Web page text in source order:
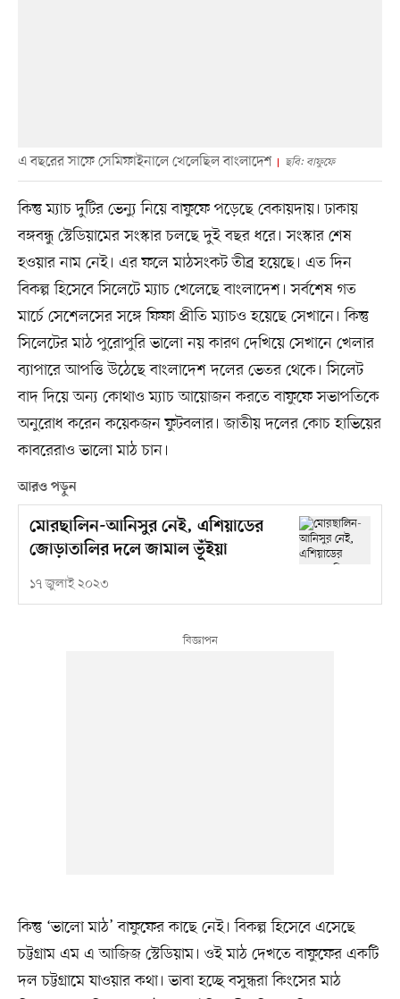
এ বছরের সাফে সেমিফাইনালে খেলেছিল বাংলাদেশ ছবি: বাফুফে
কিন্তু ম্যাচ দুটির ভেন্যু নিয়ে বাফুফে পড়েছে বেকায়দায়। ঢাকায়
বঙ্গবন্ধু স্টেডিয়ামের সংস্কার চলছে দুই বছর ধরে। সংস্কার শেষ
হওয়ার নাম নেই। এর ফলে মাঠসংকট তীব্র হয়েছে। এত দিন
বিকল্প হিসেবে সিলেটে ম্যাচ খেলেছে বাংলাদেশ। সর্বশেষ গত
মার্চে সেশেলসের সঙ্গে ফিফা প্রীতি ম্যাচও হয়েছে সেখানে। কিন্তু
সিলেটের মাঠ পুরোপুরি ভালো নয় কারণ দেখিয়ে সেখানে খেলার
ব্যাপারে আপত্তি উঠেছে বাংলাদেশ দলের ভেতর থেকে। সিলেট
বাদ দিয়ে অন্য কোথাও ম্যাচ আয়োজন করতে বাফুফে সভাপতিকে
অনুরোধ করেন কয়েকজন ফুটবলার। জাতীয় দলের কোচ হাভিয়ের
কাবরেরাও ভালো মাঠ চান।
আরও পড়ুন
মোরছালিন-আনিসুর নেই, এশিয়াডের
জোড়াতালির দলে জামাল ভূঁইয়া
১৭ জুলাই ২০২৩
কিন্তু ‘ভালো মাঠ’ বাফুফের কাছে নেই। বিকল্প হিসেবে এসেছে
চট্টগ্রাম এম এ আজিজ স্টেডিয়াম। ওই মাঠ দেখতে বাফুফের একটি
দল চট্টগ্রামে যাওয়ার কথা। ভাবা হচ্ছে বসুন্ধরা কিংসের মাঠ